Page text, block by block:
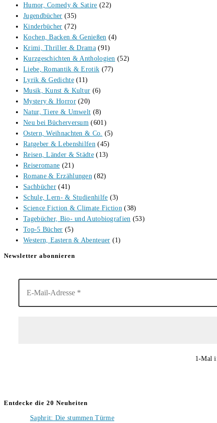
Humor, Comedy & Satire (22)
Jugendbücher (35)
Kinderbücher (72)
Kochen, Backen & Genießen (4)
Krimi, Thriller & Drama (91)
Kurzgeschichten & Anthologien (52)
Liebe, Romantik & Erotik (77)
Lyrik & Gedichte (11)
Musik, Kunst & Kultur (6)
Mystery & Horror (20)
Natur, Tiere & Umwelt (8)
Neu bei Bücherversum (601)
Ostern, Weihnachten & Co. (5)
Ratgeber & Lebenshilfen (45)
Reisen, Länder & Städte (13)
Reiseromane (21)
Romane & Erzählungen (82)
Sachbücher (41)
Schule, Lern- & Studienhilfe (3)
Science Fiction & Climate Fiction (38)
Tagebücher, Bio- und Autobiografien (53)
Top-5 Bücher (5)
Western, Eastern & Abenteuer (1)
Newsletter abonnieren
1-Mal
Entdecke die 20 Neuheiten
Saphrit: Die stummen Türme